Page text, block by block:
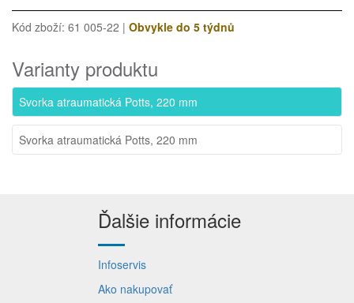
Kód zboží: 61 005-22 | Obvykle do 5 týdnů
Varianty produktu
Svorka atraumatická Potts, 220 mm
Svorka atraumatická Potts, 220 mm
Ďalšie informácie
Infoservis
Ako nakupovať